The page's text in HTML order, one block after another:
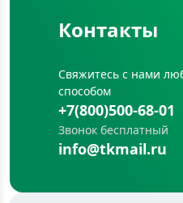
Контакты
Свяжитесь с нами
способом
+7(800)500-68-01
Звонок бесплатный
info@tkmail.ru